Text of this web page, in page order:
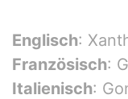
Englisch:
Französisch:
Italienisch: